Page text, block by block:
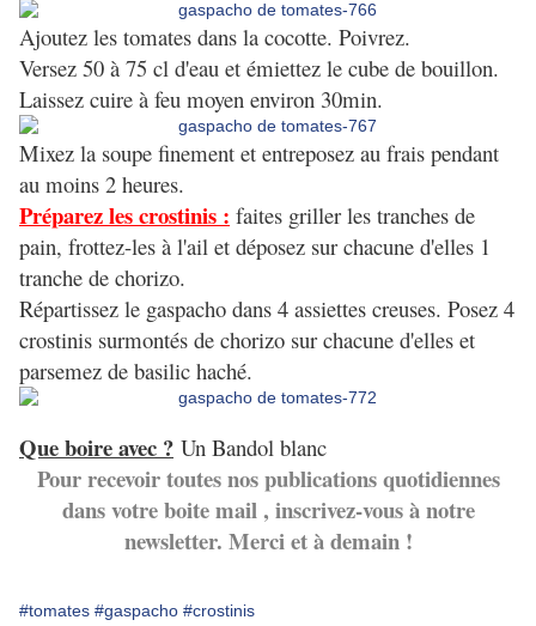
Ajoutez les tomates dans la cocotte. Poivrez.
Versez 50 à 75 cl d'eau et émiettez le cube de bouillon.
Laissez cuire à feu moyen environ 30min.
Mixez la soupe finement et entreposez au frais pendant
au moins 2 heures.
Préparez les crostinis : faites griller les tranches de
pain, frottez-les à l'ail et déposez sur chacune d'elles 1
tranche de chorizo.
Répartissez le gaspacho dans 4 assiettes creuses. Posez 4
crostinis surmontés de chorizo sur chacune d'elles et
parsemez de basilic haché.
Que boire avec ? Un Bandol blanc
Pour recevoir toutes nos publications quotidiennes
dans votre boite mail , inscrivez-vous à notre
newsletter. Merci et à demain !
#tomates #gaspacho #crostinis